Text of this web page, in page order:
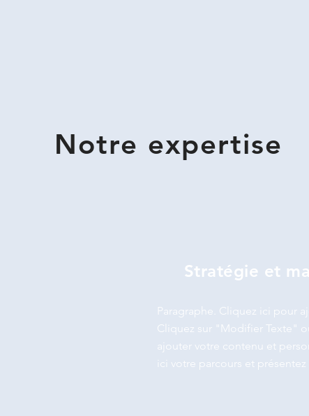
Notre expertise
Stratégie et
Paragraphe. Cliquez ici pour
Cliquez sur "Modifier Texte"
ajouter votre contenu et
ici votre parcours et